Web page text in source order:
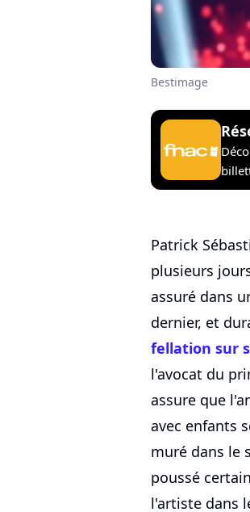
Bestimage
Patrick
plusieurs
assuré dans
dernier, et
fellation sur
l'avocat du
assure que
avec enfants
muré dans le
poussé
l'artiste dans